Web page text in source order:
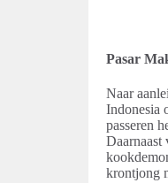
Pasar
Naar
Indonesia
passeren
Daarnaast
krontjong